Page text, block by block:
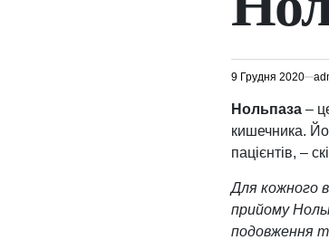
9 Грудня 2020
Нольпаза –
кишечника.
пацієнтів, –
Для кожного
прийому
подовження